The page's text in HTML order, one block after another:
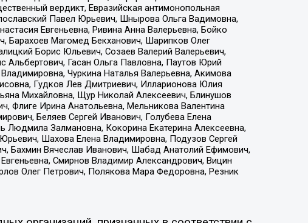
вердикт, Евразийская антимонопольная
Павел Юрьевич, Шнырова Ольга Вадимовна,
Евгеньевна, Ривина Анна Валерьевна, Бойко
Барахоев Магомед Бекханович, Шарипков Олег
Борис Юльевич, Созаев Валерий Валерьевич,
Альбертович, Гасан Ольга Павловна, Паутов Юрий
Чуркина Наталья Валерьевна, Акимова
Гудков Лев Дмитриевич, Илларионова Юлия
Михайловна, Щур Николай Алексеевич, Блинушов
Флиге Ирина Анатольевна, Мельникова Валентина
Беляев Сергей Иванович, Голубева Елена
Людмила Залмановна, Кокорина Екатерина Алексеевна,
Шахова Елена Владимировна, Подузов Сергей
Бахмин Вячеслав Иванович, Шабад Анатолий Ефимович,
Смирнов Владимир Александрович, Вицин
Олег Петрович, Полякова Мара Федоровна, Резник